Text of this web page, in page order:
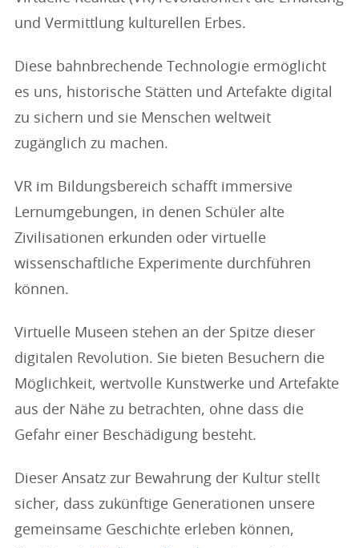
und Vermittlung kulturellen Erbes.
Diese bahnbrechende Technologie ermöglicht
es uns, historische Stätten und Artefakte digital
zu sichern und sie Menschen weltweit
zugänglich zu machen.
VR im Bildungsbereich schafft immersive
Lernumgebungen, in denen Schüler alte
Zivilisationen erkunden oder virtuelle
wissenschaftliche Experimente durchführen
können.
Virtuelle Museen stehen an der Spitze dieser
digitalen Revolution. Sie bieten Besuchern die
Möglichkeit, wertvolle Kunstwerke und Artefakte
aus der Nähe zu betrachten, ohne dass die
Gefahr einer Beschädigung besteht.
Dieser Ansatz zur Bewahrung der Kultur stellt
sicher, dass zukünftige Generationen unsere
gemeinsame Geschichte erleben können,